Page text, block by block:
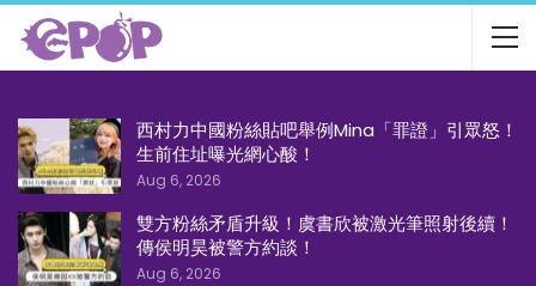
西村力中國粉絲貼吧舉例Mina「罪證」引眾怒！
生前住址曝光網心酸！
Aug 6, 2026
雙方粉絲矛盾升級！虞書欣被激光筆照射後續！
傳侯明昊被警方約談！
Aug 6, 2026